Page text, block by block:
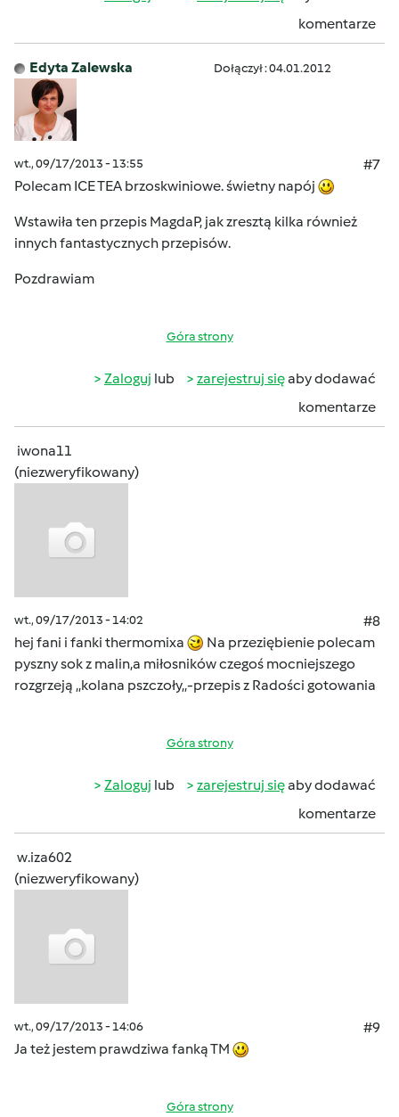
komentarze
Edyta Zalewska Dołączył : 04.01.2012
wt., 09/17/2013 - 13:55
#7
Polecam ICE TEA brzoskwiniowe. świetny napój
Wstawiła ten przepis MagdaP, jak zresztą kilka również
innych fantastycznych przepisów.
Pozdrawiam
Góra strony
Zaloguj lub zarejestruj sięaby dodawać
komentarze
iwona11
(niezweryfikowany)
wt., 09/17/2013 - 14:02
#8
hej fani i fanki thermomixa
Na przeziębienie polecam
pyszny sok z malin,a miłosników czegoś mocniejszego
rozgrzeją ,,kolana pszczoły,,-przepis z Radości gotowania
Góra strony
Zaloguj lub zarejestruj sięaby dodawać
komentarze
w.iza602
(niezweryfikowany)
wt., 09/17/2013 - 14:06
#9
Ja też jestem prawdziwa fanką TM
Góra strony